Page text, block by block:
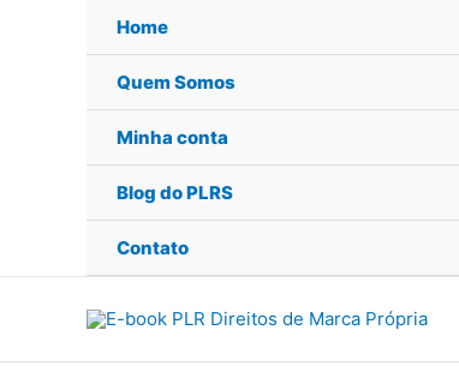
Home
Quem Somos
Minha conta
Blog do PLRS
Contato